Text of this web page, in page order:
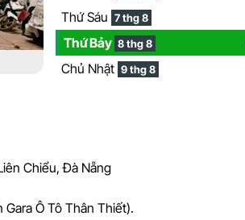
Thứ Sáu 7 thg 8
Thứ Bảy 8 thg 8
Chủ Nhật 9 thg 8
Chiểu, Đà Nẵng
Ô Tô Thân Thiết).